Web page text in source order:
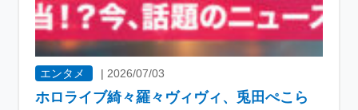
エンタメ | 2026/07/03
ホロライブ綺々羅々ヴィヴィ、兎田ぺこら